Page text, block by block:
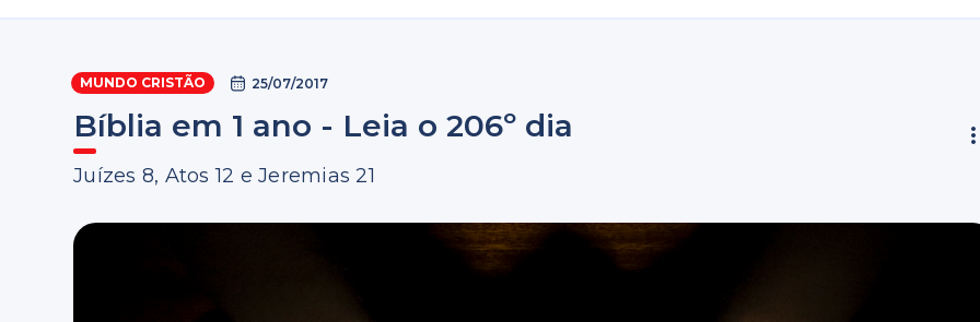
MUNDO CRISTÃO 25/07/2017
Bíblia em 1 ano - Leia o 206º dia
Juízes 8, Atos 12 e Jeremias 21